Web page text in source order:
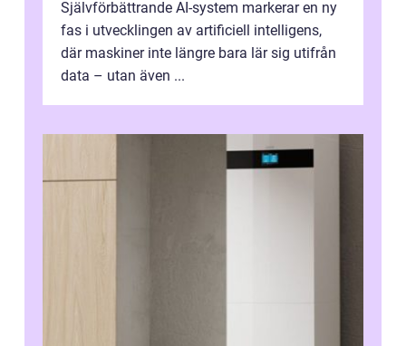
Självförbättrande AI-system markerar en ny
fas i utvecklingen av artificiell intelligens,
där maskiner inte längre bara lär sig utifrån
data – utan även ...